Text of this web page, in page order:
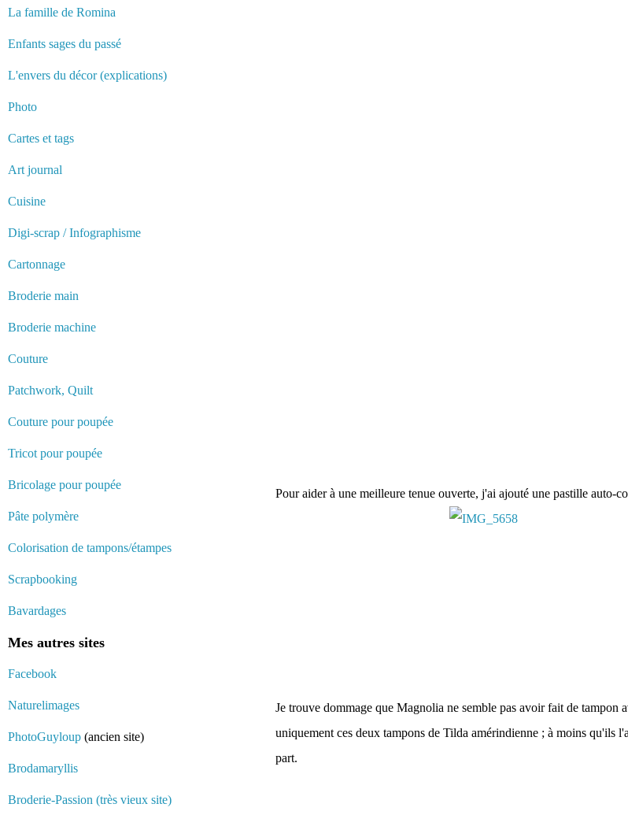
La famille de Romina
Enfants sages du passé
L'envers du décor (explications)
Photo
Cartes et tags
Art journal
Cuisine
Digi-scrap / Infographisme
Cartonnage
Broderie main
Broderie machine
Couture
Patchwork, Quilt
Couture pour poupée
Tricot pour poupée
Bricolage pour poupée
Pâte polymère
Colorisation de tampons/étampes
Scrapbooking
Bavardages
Mes autres sites
Facebook
Naturelimages
PhotoGuyloup (ancien site)
Brodamaryllis
Broderie-Passion (très vieux site)
Pour aider à une meilleure tenue ouverte, j'ai ajouté une pastille auto-
Je trouve dommage que Magnolia ne semble pas avoir fait de tampon
uniquement ces deux tampons de Tilda amérindienne ; à moins qu'ils
part.